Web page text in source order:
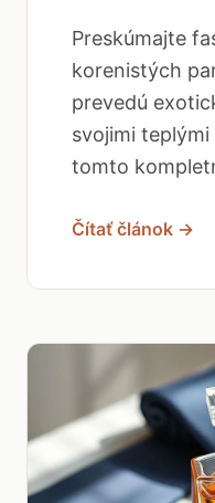
Preskúmajte
korenistých
prevedú
svojimi
tomto
Čítať článok →